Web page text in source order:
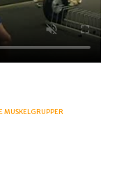
MUSKELGRUPPER